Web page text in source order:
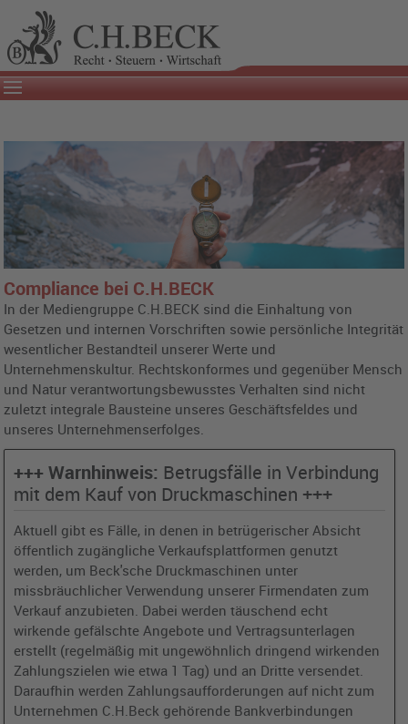
Compliance bei C.H.BECK
In der Mediengruppe C.H.BECK sind die Einhaltung von
Gesetzen und internen Vorschriften sowie persönliche Integrität
wesentlicher Bestandteil unserer Werte und
Unternehmenskultur. Rechtskonformes und gegenüber Mensch
und Natur verantwortungsbewusstes Verhalten sind nicht
zuletzt integrale Bausteine unseres Geschäftsfeldes und
unseres Unternehmenserfolges.
+++ Warnhinweis: Betrugsfälle in Verbindung
mit dem Kauf von Druckmaschinen +++
Aktuell gibt es Fälle, in denen in betrügerischer Absicht
öffentlich zugängliche Verkaufsplattformen genutzt
werden, um Beck'sche Druckmaschinen unter
missbräuchlicher Verwendung unserer Firmendaten zum
Verkauf anzubieten. Dabei werden täuschend echt
wirkende gefälschte Angebote und Vertragsunterlagen
erstellt (regelmäßig mit ungewöhnlich dringend wirkenden
Zahlungszielen wie etwa 1 Tag) und an Dritte versendet.
Daraufhin werden Zahlungsaufforderungen auf nicht zum
Unternehmen C.H.Beck gehörende Bankverbindungen